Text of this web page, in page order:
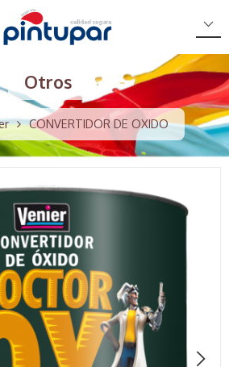
Otros
CONVERTIDOR DE OXIDO